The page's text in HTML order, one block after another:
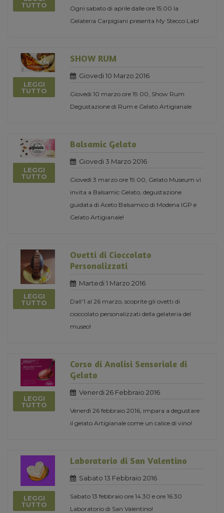
TUTTO
Ogni sabato di aprile dalle ore 15.00 la
Gelateria Carpigiani presenta My Stecco Lab!
LEGGI
TUTTO
SHOW RUM
Giovedi 10 Marzo 2016
Giovedi 10 marzo ore 19.00, Show Rum
Degustazione di Rum e Gelato Artigianale
LEGGI
TUTTO
Balsamic Gelato
Giovedi 3 Marzo 2016
Giovedì 3 marzo ore 19.00, Gelato Museum vi
invita a Balsamic Gelato, degustazione
guidata di Aceto Balsamico di Modena IGP e
Gelato Artigianale!
LEGGI
TUTTO
Ovetti di Cioccolato
Personalizzati
Martedi 1 Marzo 2016
Dall'1 al 26 marzo, scoprite gli ovetti di
cioccolato personalizzati della gelateria del
museo!
LEGGI
TUTTO
Corso di Analisi Sensoriale di
Gelato
Venerdi 26 Febbraio 2016
Venerdì 26 febbraio 2016, impara a degustare
il gelato Artigianale come un calice di vino!
LEGGI
TUTTO
Laboratorio di San Valentino
Sabato 13 Febbraio 2016
Sabato 13 febbraio ore 14.30 e ore 16.30
Laboratorio di San Valentino!